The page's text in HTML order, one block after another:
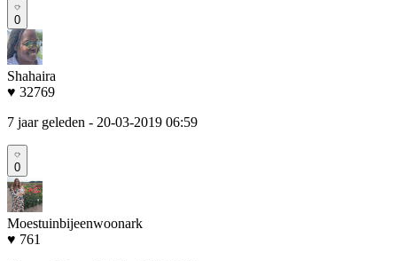
0
Shahaira
♥ 32769
7 jaar geleden - 20-03-2019 06:59
0
Moestuinbijeenwoonark
♥ 761